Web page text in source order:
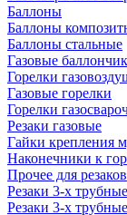
Баллоны
Баллоны
Баллоны стальные
Газовые
Горелки
Газовые горелки
Горелки
Резаки газовые
Гайки крепления
Наконечники к
Прочее для резаков
Резаки 3-х
Резаки 3-х